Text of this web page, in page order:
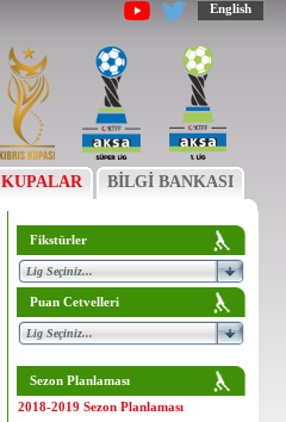
English
KUPALAR BİLGİ BANKASI
Fikstürler
Puan Cetvelleri
Sezon Planlaması
2018-2019 Sezon Planlaması